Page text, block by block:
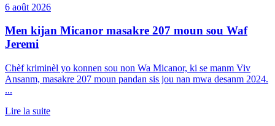
6 août 2026
Men kijan Micanor masakre 207 moun sou Waf
Jeremi
Chèf kriminèl yo konnen sou non Wa Micanor, ki se manm Viv
Ansanm, masakre 207 moun pandan sis jou nan mwa desanm 2024.
...
Lire la suite